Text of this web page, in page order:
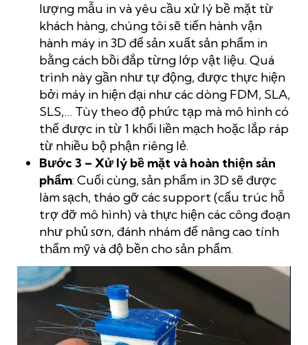
lượng mẫu in và yêu cầu xử lý bề mặt từ
khách hàng, chúng tôi sẽ tiến hành vận
hành máy in 3D để sản xuất sản phẩm in
bằng cách bồi đắp từng lớp vật liệu. Quá
trình này gần như tự động, được thực hiện
bởi máy in hiện đại như các dòng FDM, SLA,
SLS,… Tùy theo độ phức tạp mà mô hình có
thể được in từ 1 khối liền mạch hoặc lắp ráp
từ nhiều bộ phận riêng lẻ.
Bước 3 – Xử lý bề mặt và hoàn thiện sản
phẩm: Cuối cùng, sản phẩm in 3D sẽ được
làm sạch, tháo gỡ các support (cấu trúc hỗ
trợ đỡ mô hình) và thực hiện các công đoạn
như phủ sơn, đánh nhám để nâng cao tính
thẩm mỹ và độ bền cho sản phẩm.